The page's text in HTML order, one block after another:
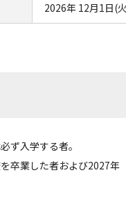
2026年 12月1日(
ず入学する者。
卒業した者および2027年